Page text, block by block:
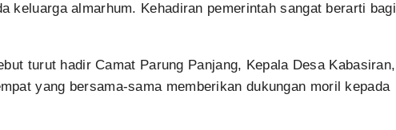
keluarga almarhum. Kehadiran pemerintah sangat berarti bagi
turut hadir Camat Parung Panjang, Kepala Desa Kabasiran,
yang bersama-sama memberikan dukungan moril kepada